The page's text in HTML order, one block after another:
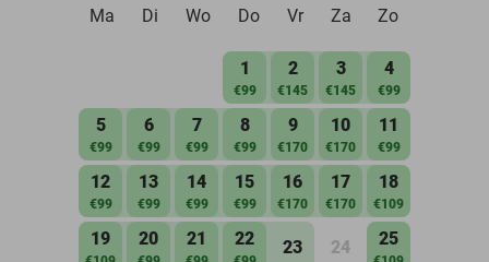
Ma
Di Wo Do Vr Za Zo
1
€99
2
€145
3
€145
4
€99
5
€99
6
€99
7
€99
8
€99
9
€170
10
€170
11
€99
12
€99
13
€99
14
€99
15
€99
16
€170
17
€170
18
€109
19 20 21 22 23 24 25